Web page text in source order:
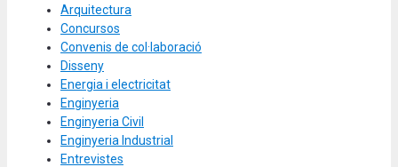
Arquitectura
Concursos
Convenis de col·laboració
Disseny
Energia i electricitat
Enginyeria
Enginyeria Civil
Enginyeria Industrial
Entrevistes